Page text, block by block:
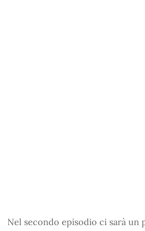
Nel secondo episodio ci sarà un